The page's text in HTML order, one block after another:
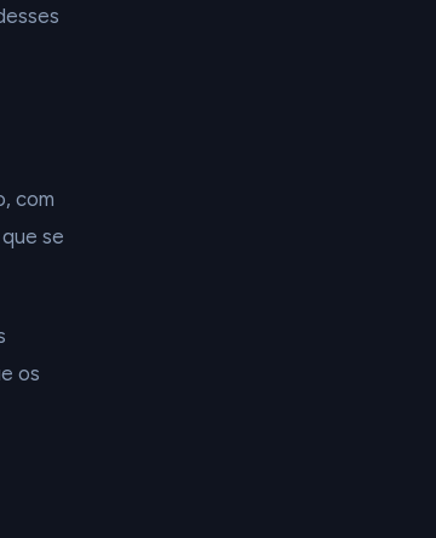
com
se
os